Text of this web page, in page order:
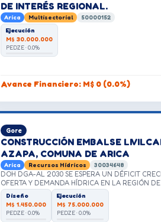
INTEGRAL A NIÑOS/AS ENTRE 0 A 6 AÑOS, Y
IMPETRAR PARA SU OPERACIÓN Y
DEL ESTADO, DEBE OBLIGATORIAMENTE
CERTIFICACIÓN. EL ESTÁNDAR QUE TENDRÁ EL
ESTABLECIMIENTO PERMITIRÁ OBTENER DICHA
DE INTERÉS REGIONAL.
Arica Multisectorial
50000152
Ejecución
M$ 30.000.000
PEDZE · 0.0%
Avance Financiero: M$ 0 (0.0%)
Gore
CONSTRUCCIÓN EMBALSE
AZAPA, COMUNA DE ARICA
Arica Recursos Hídricos 30034648
DOH DGA-AL 2030 SE ESPERA UN DÉFICIT
OFERTA Y DEMANDA HÍDRICA EN LA REGIÓN
PARINACOTA
Diseño
M$ 1.450.000
PEDZE · 0.0%
Ejecución
M$ 75.000.000
PEDZE · 0.0%